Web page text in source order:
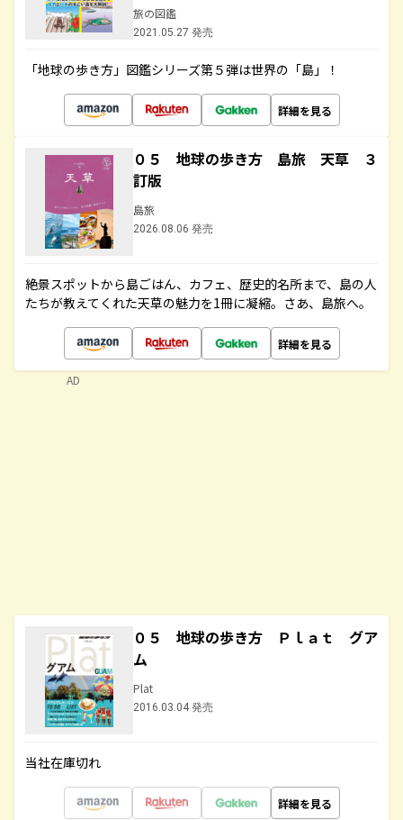
旅の図鑑
2021.05.27 発売
「地球の歩き方」図鑑シリーズ第５弾は世界の「島」！
詳細を見る
０５ 地球の歩き方 島旅 天草 ３
訂版
島旅
2026.08.06 発売
絶景スポットから島ごはん、カフェ、歴史的名所まで、島の人
たちが教えてくれた天草の魅力を1冊に凝縮。さあ、島旅へ。
詳細を見る
０５ 地球の歩き方 Ｐｌａｔ グア
ム
Plat
2016.03.04 発売
当社在庫切れ
詳細を見る
AD